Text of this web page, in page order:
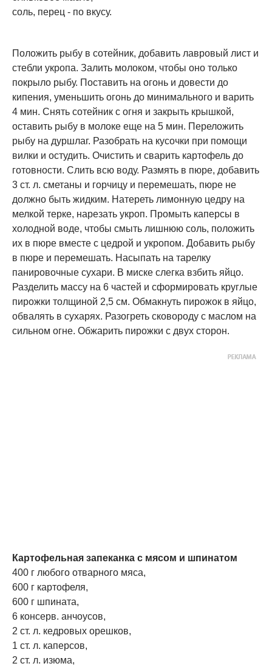
соль, перец - по вкусу.
Положить рыбу в сотейник, добавить лавровый лист и
стебли укропа. Залить молоком, чтобы оно только
покрыло рыбу. Поставить на огонь и довести до
кипения, уменьшить огонь до минимального и варить
4 мин. Снять сотейник с огня и закрыть крышкой,
оставить рыбу в молоке еще на 5 мин. Переложить
рыбу на дуршлаг. Разобрать на кусочки при помощи
вилки и остудить. Очистить и сварить картофель до
готовности. Слить всю воду. Размять в пюре, добавить
3 ст. л. сметаны и горчицу и перемешать, пюре не
должно быть жидким. Натереть лимонную цедру на
мелкой терке, нарезать укроп. Промыть каперсы в
холодной воде, чтобы смыть лишнюю соль, положить
их в пюре вместе с цедрой и укропом. Добавить рыбу
в пюре и перемешать. Насыпать на тарелку
панировочные сухари. В миске слегка взбить яйцо.
Разделить массу на 6 частей и сформировать круглые
пирожки толщиной 2,5 см. Обмакнуть пирожок в яйцо,
обвалять в сухарях. Разогреть сковороду с маслом на
сильном огне. Обжарить пирожки с двух сторон.
Картофельная запеканка с мясом и шпинатом
400 г любого отварного мяса,
600 г картофеля,
600 г шпината,
6 консерв. анчоусов,
2 ст. л. кедровых орешков,
1 ст. л. каперсов,
2 ст. л. изюма,